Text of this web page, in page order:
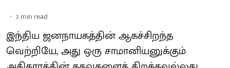
3 min read
இந்திய ஜனநாயகத்தின் ஆகச்சிறந்த
வெற்றியே, அது ஒரு சாமானியனுக்கும்